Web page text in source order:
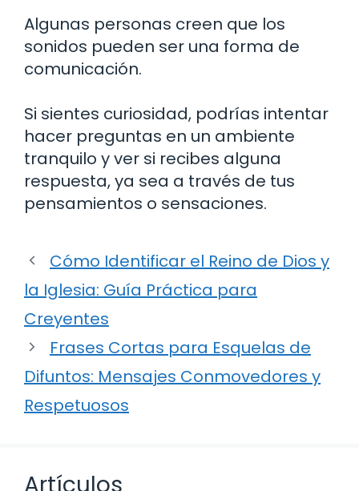
Algunas personas creen que los
sonidos pueden ser una forma de
comunicación.
Si sientes curiosidad, podrías intentar
hacer preguntas en un ambiente
tranquilo y ver si recibes alguna
respuesta, ya sea a través de tus
pensamientos o sensaciones.
Cómo Identificar el Reino de Dios y
la Iglesia: Guía Práctica para
Creyentes
Frases Cortas para Esquelas de
Difuntos: Mensajes Conmovedores y
Respetuosos